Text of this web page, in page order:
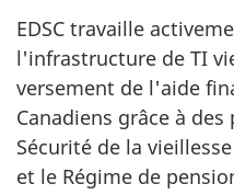
EDSC travaille
l'infrastructure de TI
versement de l'aide
Canadiens grâce à
Sécurité de la
et le Régime de